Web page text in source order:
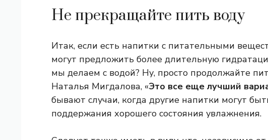
Не прекращайте пить воду
Итак, если есть напитки с питательными
могут предложить более длительную
мы делаем с водой? Ну, просто продолжайте
Наталья Мигдалова, «Это все еще лучший
бывают случаи, когда другие напитки могут
поддержания хорошего состояния увлажнения.